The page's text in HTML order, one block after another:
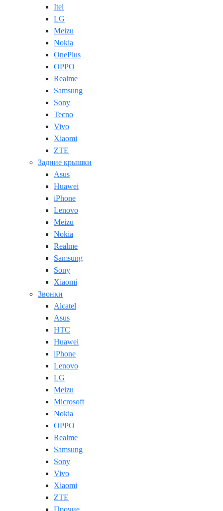
Itel
LG
Meizu
Nokia
OnePlus
OPPO
Realme
Samsung
Sony
Tecno
Vivo
Xiaomi
ZTE
Задние крышки
Asus
Huawei
iPhone
Lenovo
Meizu
Nokia
Realme
Samsung
Sony
Xiaomi
Звонки
Alcatel
Asus
HTC
Huawei
iPhone
Lenovo
LG
Meizu
Microsoft
Nokia
OPPO
Realme
Samsung
Sony
Vivo
Xiaomi
ZTE